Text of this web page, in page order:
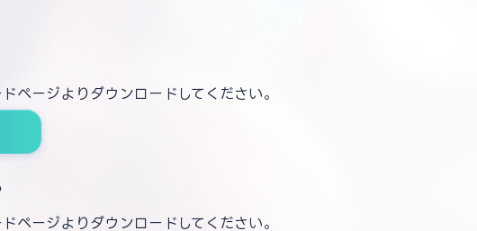
ページよりダウンロードしてください。
ページよりダウンロードしてください。